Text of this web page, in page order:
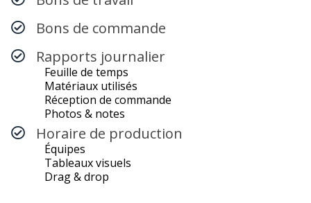
Bons de commande
Rapports journalier
Feuille de temps
Matériaux utilisés
Réception de commande
Photos & notes
Horaire de production
Équipes
Tableaux visuels
Drag & drop